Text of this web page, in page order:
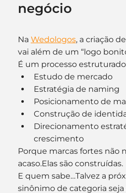
negócio
Na Wedologos, a criação
vai além de um “logo
É um processo
Estudo de mercado
Estratégia de naming
Posicionamento de
Construção de
Direcionamento
crescimento
Porque marcas fortes não
acaso.Elas são construídas.
E quem sabe…Talvez a
sinônimo de categoria seja